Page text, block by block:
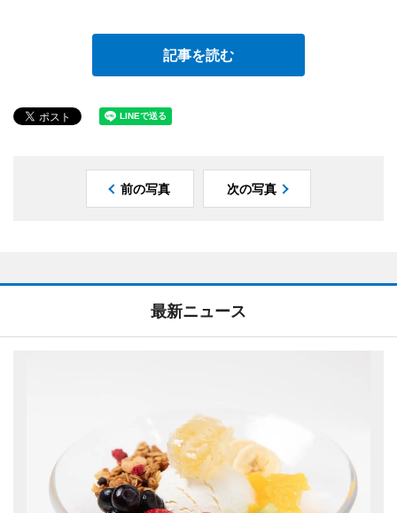
記事を読む
前の写真 次の写真
最新ニュース